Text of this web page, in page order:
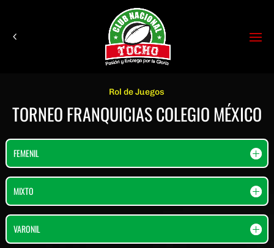
Rol de Juegos
TORNEO FRANQUICIAS COLEGIO MÉXICO
FEMENIL
MIXTO
VARONIL